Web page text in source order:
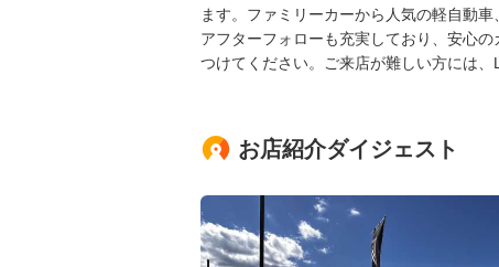
ます。ファミリーカーから人気の軽自動
アフターフォローも充実しており、安心
つけてください。ご来店が難しい方には
お店紹介ダイジェスト